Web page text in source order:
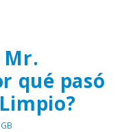
Mr.
qué pasó